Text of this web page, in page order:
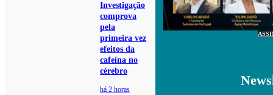
Investigação
comprova
pela
primeira vez
efeitos da
cafeína no
cérebro
há 2 horas